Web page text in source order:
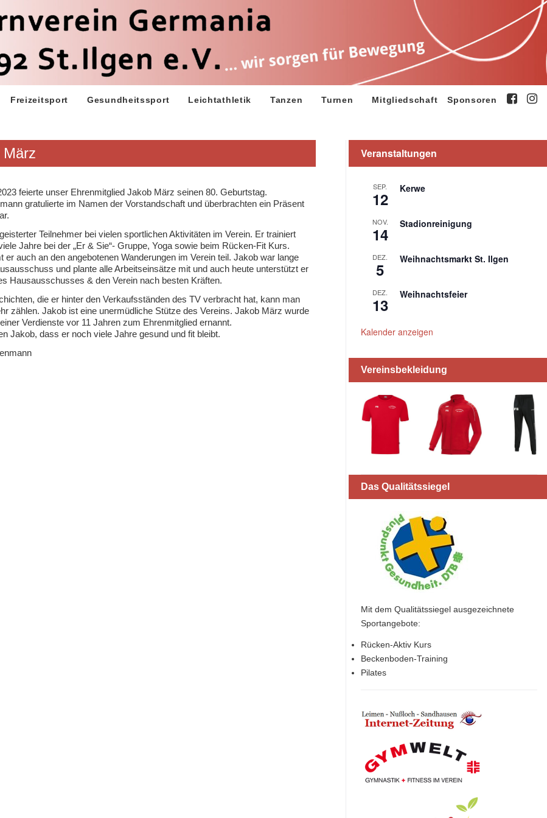
Freizeitsport Gesundheitssport Leichtathletik Tanzen Turnen Mitgliedschaft Sponsoren
feierte unser Ehrenmitglied Jakob März seinen 80. Geburtstag.
gratulierte im Namen der Vorstandschaft und überbrachten ein Präsent
Teilnehmer bei vielen sportlichen Aktivitäten im Verein. Er trainiert
Jahre bei der „Er & Sie“- Gruppe, Yoga sowie beim Rücken-Fit Kurs.
er auch an den angebotenen Wanderungen im Verein teil. Jakob war lange
und plante alle Arbeitseinsätze mit und auch heute unterstützt er
Hausausschusses & den Verein nach besten Kräften.
die er hinter den Verkaufsständen des TV verbracht hat, kann man
zählen. Jakob ist eine unermüdliche Stütze des Vereins. Jakob März wurde
Verdienste vor 11 Jahren zum Ehrenmitglied ernannt.
Jakob, dass er noch viele Jahre gesund und fit bleibt.
Veranstaltungen
SEP.
12
Kerwe
NOV.
14
Stadionreinigung
DEZ.
5
Weihnachtsmarkt St. Ilgen
DEZ.
13
Weihnachtsfeier
Kalender anzeigen
Vereinsbekleidung
Das Qualitätssiegel
Mit dem Qualitätssiegel ausgezeichnete
Sportangebote:
Rücken-Aktiv Kurs
Beckenboden-Training
Pilates